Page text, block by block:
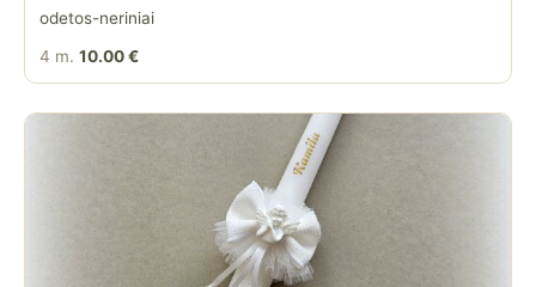
odetos-neriniai
4 m. 10.00 €